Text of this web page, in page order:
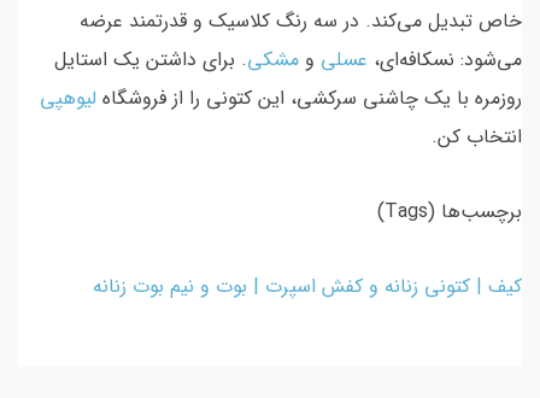
خاص تبدیل می‌کند. در سه رنگ کلاسیک و قدرتمند عرضه
می‌شود: نسکافه‌ای، عسلی و مشکی. برای داشتن یک استایل
روزمره با یک چاشنی سرکشی، این کتونی را از فروشگاه لیوهپی
انتخاب کن.
برچسب‌ها (Tags)
کیف | کتونی زنانه و کفش اسپرت | بوت و نیم بوت زنانه